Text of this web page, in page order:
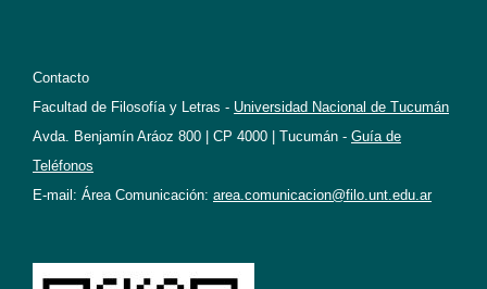
Contacto
Facultad de Filosofía y Letras - Universidad Nacional de Tucumán
Avda. Benjamín Aráoz 800 | CP 4000 | Tucumán - Guía de
Teléfonos
E-mail: Área Comunicación: area.comunicacion@filo.unt.edu.ar